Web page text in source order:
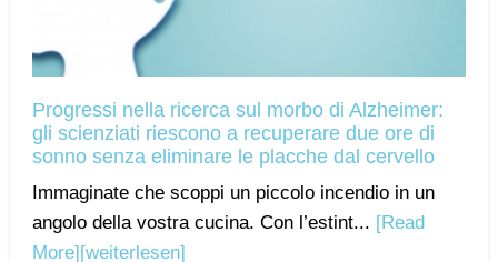
Progressi nella ricerca sul morbo di Alzheimer:
gli scienziati riescono a recuperare due ore di
sonno senza eliminare le placche dal cervello
Immaginate che scoppi un piccolo incendio in un
angolo della vostra cucina. Con l’estint... [Read
More][weiterlesen]